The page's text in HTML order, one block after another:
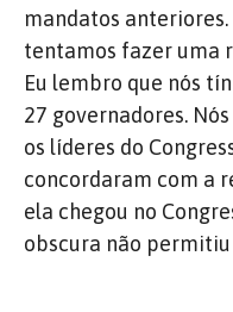
mandatos anteriores.
tentamos fazer uma
Eu lembro que nós
27 governadores.
os líderes do
concordaram com a
ela chegou no
obscura não